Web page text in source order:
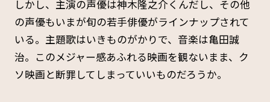
しかし、主演の声優は神木隆之介くんだし、その他
の声優もいまが旬の若手俳優がラインナップされて
いる。主題歌はいきものがかりで、音楽は亀田誠
治。このメジャー感あふれる映画を観ないまま、ク
ソ映画と断罪してしまっていいものだろうか。